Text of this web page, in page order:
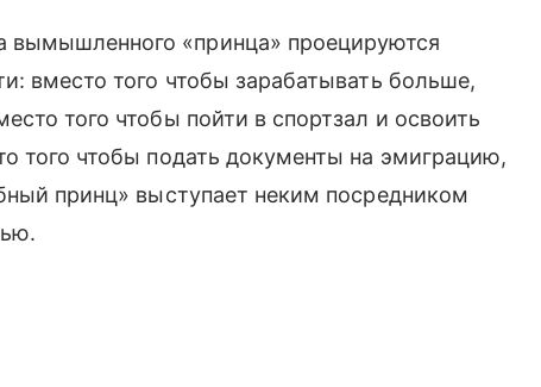
вымышленного «принца» проецируются
вместо того чтобы зарабатывать больше,
того чтобы пойти в спортзал и освоить
того чтобы подать документы на эмиграцию,
принц» выступает неким посредником